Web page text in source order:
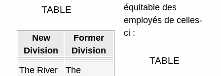
TABLE
New
Division
Former
Division
The River
The
équitable des
employés de celles-
ci :
TABLE